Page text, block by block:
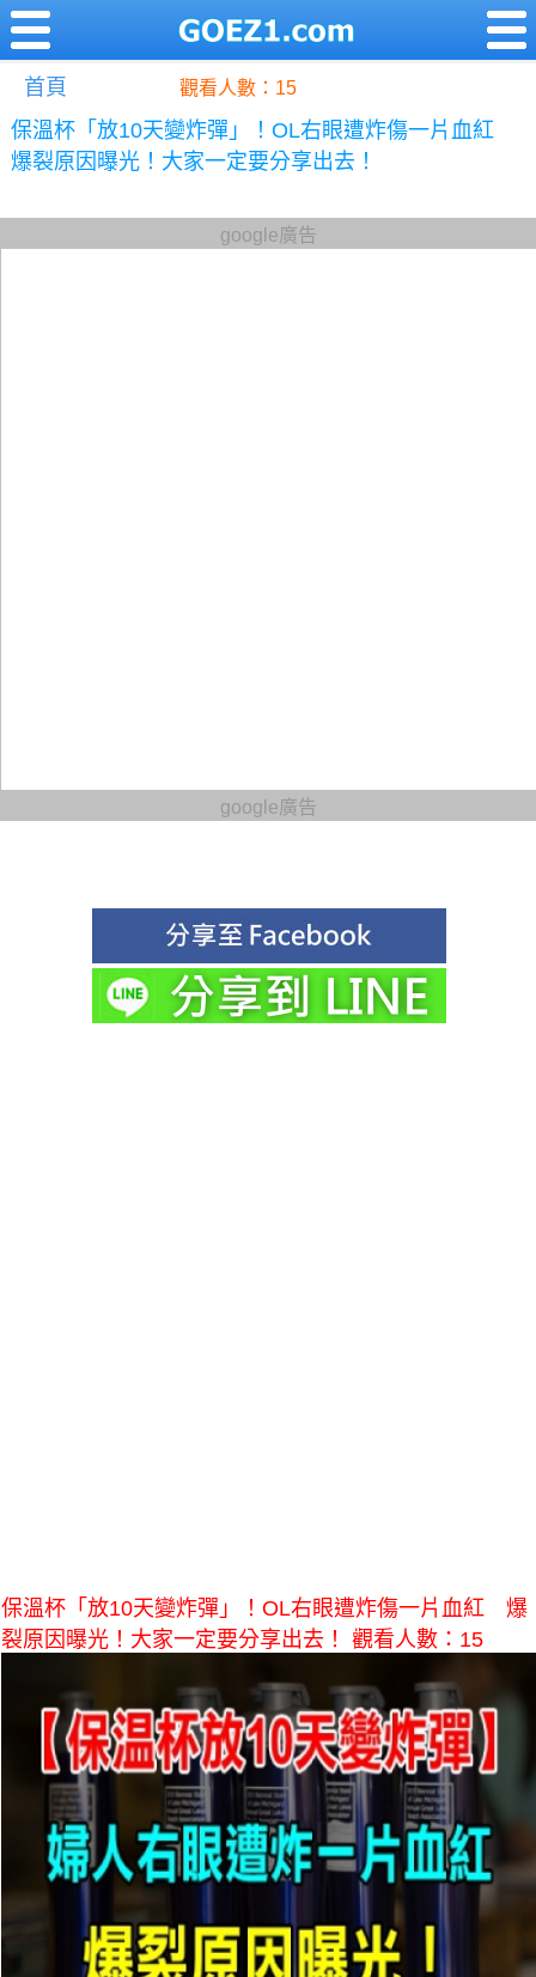
首頁 觀看人數：15
保溫杯「放10天變炸彈」！OL右眼遭炸傷一片血紅
爆裂原因曝光！大家一定要分享出去！
google廣告
google廣告
保溫杯「放10天變炸彈」！OL右眼遭炸傷一片血紅 爆
裂原因曝光！大家一定要分享出去！ 觀看人數：15